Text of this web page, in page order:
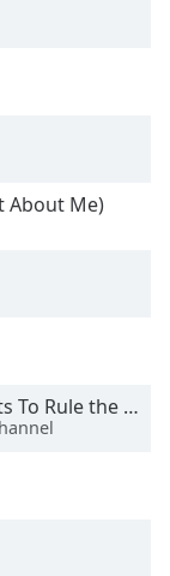
About Me)
Rule the World